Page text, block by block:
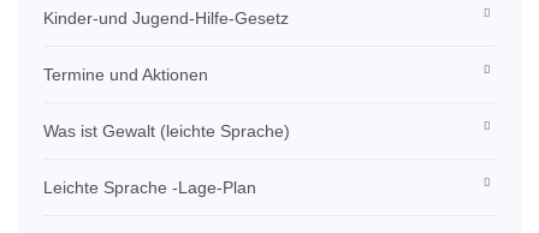
Kinder-und Jugend-Hilfe-Gesetz
Termine und Aktionen
Was ist Gewalt (leichte Sprache)
Leichte Sprache -Lage-Plan